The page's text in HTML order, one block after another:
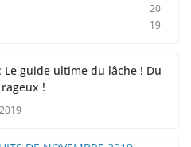
20
19
Le guide ultime du lâche ! Du
!